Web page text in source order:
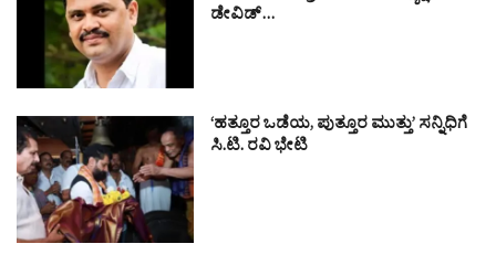
ಡೇವಿಡ್…
‘ಹತ್ತೂರ ಒಡೆಯ, ಪುತ್ತೂರ ಮುತ್ತು’ ಸನ್ನಿಧಿಗೆ
ಸಿ.ಟಿ. ರವಿ ಭೇಟಿ